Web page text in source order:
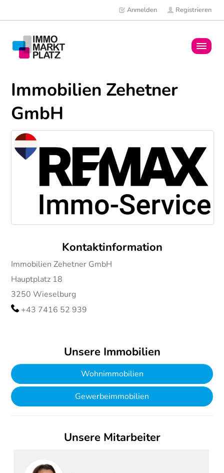
Anmelden Registrieren
Mitglieder
News
Immobilien Zehetner
GmbH
Kontaktinformation
Immobilien Zehetner GmbH
Hauptplatz 18
3250Wieselburg
+43 7416 52 939
Unsere Immobilien
Wohnimmobilien
Gewerbeimmobilien
Unsere Mitarbeiter